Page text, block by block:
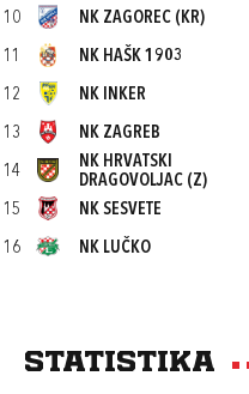
10 NK ZAGOREC (KR)
11 NK HAŠK 1903
12 NK INKER
13 NK ZAGREB
14
NK HRVATSKI
DRAGOVOLJAC (Z)
15 NK SESVETE
16 NK LUČKO
Statistika